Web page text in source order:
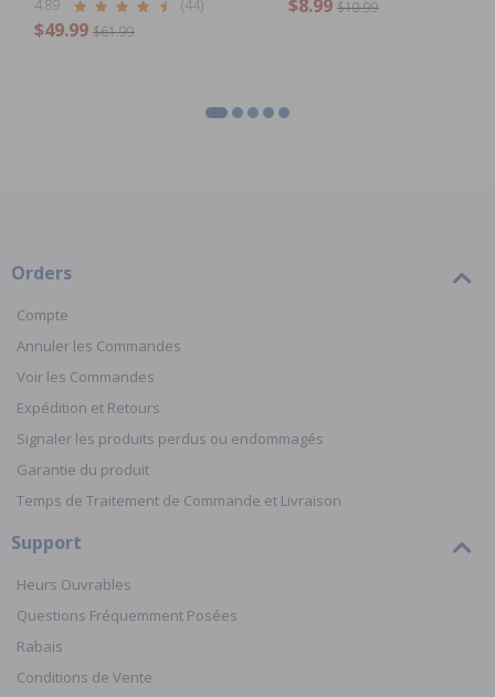
4.89 (44)
$49.99 $61.99
$8.99 $10.99
Orders
Compte
Annuler les Commandes
Voir les Commandes
Expédition et Retours
Signaler les produits perdus ou endommagés
Garantie du produit
Temps de Traitement de Commande et Livraison
Support
Heurs Ouvrables
Questions Fréquemment Posées
Rabais
Conditions de Vente